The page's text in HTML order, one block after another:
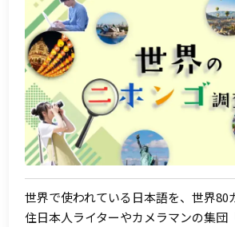
世界で使われている日本語を、世界80
住日本人ライターやカメラマンの集団